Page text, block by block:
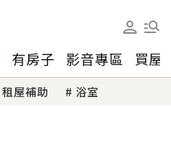
有房子 影音專區 買屋
租屋補助 浴室